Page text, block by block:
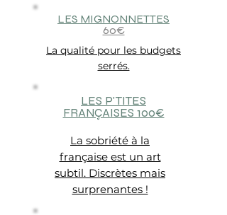
LES MIGNONNETTES
60€
La qualité pour les budgets
serrés.
LES P'TITES
FRANÇAISES 100€
La sobriété à la
française est un art
subtil. Discrètes mais
surprenantes !